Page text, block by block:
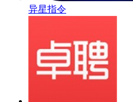
异星指令